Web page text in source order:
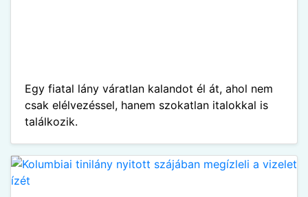
Egy fiatal lány váratlan kalandot él át, ahol nem
csak elélvezéssel, hanem szokatlan italokkal is
találkozik.